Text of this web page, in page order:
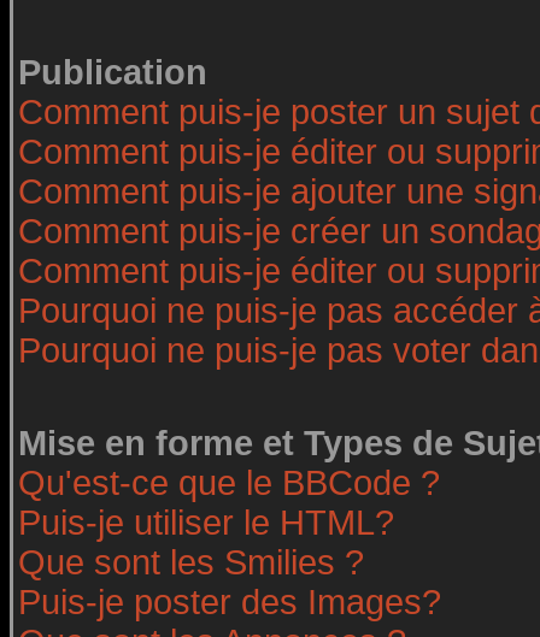
Publication
Comment puis-je poster un sujet
Comment puis-je éditer ou
Comment puis-je ajouter une
Comment puis-je créer un
Comment puis-je éditer ou
Pourquoi ne puis-je pas accéder
Pourquoi ne puis-je pas voter
Mise en forme et Types de
Qu'est-ce que le BBCode ?
Puis-je utiliser le HTML?
Que sont les Smilies ?
Puis-je poster des Images?